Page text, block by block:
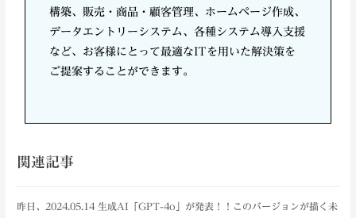
構築、販売・商品・顧客管理、ホームページ作成、
データエントリーシステム、各種システム導入支援
など、お客様にとって最適なITを用いた解決策を
ご提案することができます。
関連記事
昨日、2024.05.14 生成AI「GPT-4o」が発表！！このバージョンが描く未